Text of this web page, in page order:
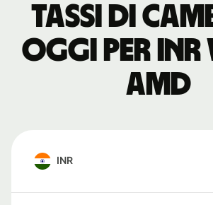
Tassi di
oggi per
AMD
INR